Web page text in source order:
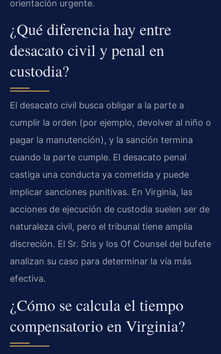
orientación urgente.
¿Qué diferencia hay entre
desacato civil y penal en
custodia?
El desacato civil busca obligar a la parte a
cumplir la orden (por ejemplo, devolver al niño o
pagar la manutención), y la sanción termina
cuando la parte cumple. El desacato penal
castiga una conducta ya cometida y puede
implicar sanciones punitivas. En Virginia, las
acciones de ejecución de custodia suelen ser de
naturaleza civil, pero el tribunal tiene amplia
discreción. El Sr. Sris y los Of Counsel del bufete
analizan su caso para determinar la vía más
efectiva.
¿Cómo se calcula el tiempo
compensatorio en Virginia?